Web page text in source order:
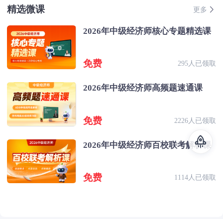
精选微课 更多
2026年中级经济师核心专题精选课
免费 295人已领取
2026年中级经济师高频题速通课
免费 2226人已领取
2026年中级经济师百校联考解析课
免费 1114人已领取